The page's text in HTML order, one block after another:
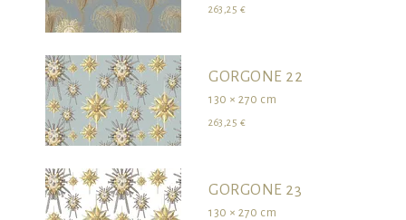
263,25 €
GORGONE 22
130 × 270 cm
263,25 €
GORGONE 23
130 × 270 cm